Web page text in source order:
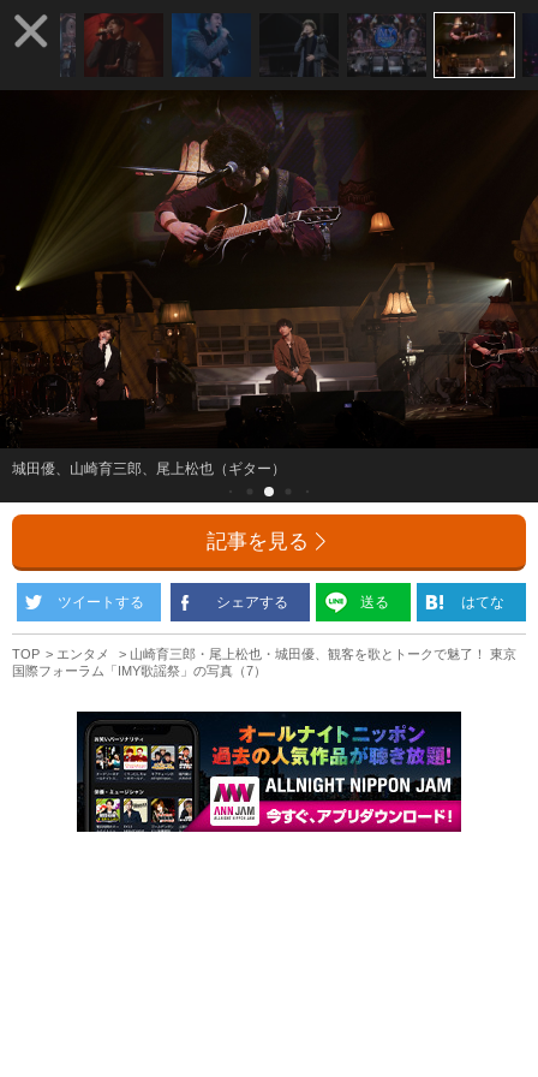
城田優、山崎育三郎、尾上松也（ギター）
記事を見る
ツイートする シェアする 送る はてな
TOP エンタメ
山崎育三郎・尾上松也・城田優、観客を歌とトークで魅了！ 東京
国際フォーラム「IMY歌謡祭」の写真（7）